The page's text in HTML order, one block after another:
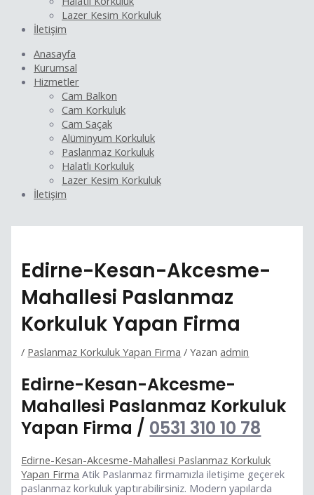
Lazer Kesim Korkuluk
İletişim
Anasayfa
Kurumsal
Hizmetler
Cam Balkon
Cam Korkuluk
Cam Saçak
Alüminyum Korkuluk
Paslanmaz Korkuluk
Halatlı Korkuluk
Lazer Kesim Korkuluk
İletişim
Edirne-Kesan-Akcesme-
Mahallesi Paslanmaz
Korkuluk Yapan Firma
/ Paslanmaz Korkuluk Yapan Firma / Yazan admin
Edirne-Kesan-Akcesme-
Mahallesi Paslanmaz Korkuluk
Yapan Firma / 0531 310 10 78
Edirne-Kesan-Akcesme-Mahallesi Paslanmaz Korkuluk
Yapan Firma Atik Paslanmaz firmamızla iletişime geçerek
paslanmaz korkuluk yaptırabilirsiniz. Modern yapılarda